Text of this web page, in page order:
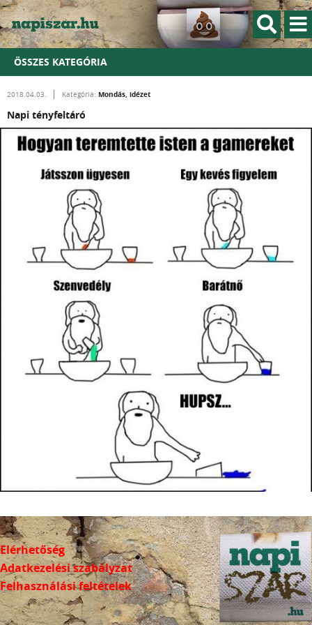
ÖSSZES KATEGÓRIA
2018.04.03. Kategória: Mondás, idézet
Napi tényfeltáró
Elérhetőség
Adatkezelési szabályzat
Felhasználási feltételek